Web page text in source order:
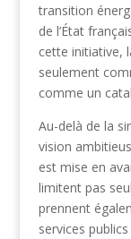
transition
de l’État
cette initiative,
seulement
comme un
Au-delà de la
vision
est mise en
limitent pas
prennent
services